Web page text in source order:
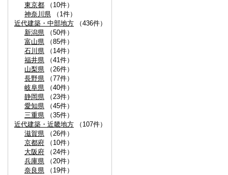
東京都 （10件）
神奈川県 （1件）
近代建築・中部地方 （436件）
新潟県 （50件）
富山県 （85件）
石川県 （14件）
福井県 （41件）
山梨県 （26件）
長野県 （77件）
岐阜県 （40件）
静岡県 （23件）
愛知県 （45件）
三重県 （35件）
近代建築・近畿地方 （107件）
滋賀県 （26件）
京都府 （10件）
大阪府 （24件）
兵庫県 （20件）
奈良県 （19件）